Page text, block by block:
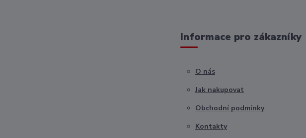
Informace pro zákazníky
O nás
Jak nakupovat
Obchodní podmínky
Kontakty